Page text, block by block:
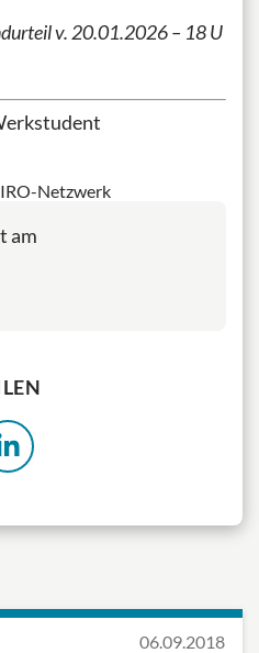
v. 20.01.2026 – 18 U
Netzwerk
am
06.09.2018